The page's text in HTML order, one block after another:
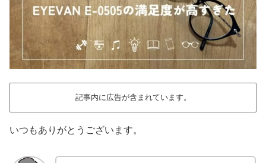
記事内に広告が含まれています。
いつもありがとうございます。